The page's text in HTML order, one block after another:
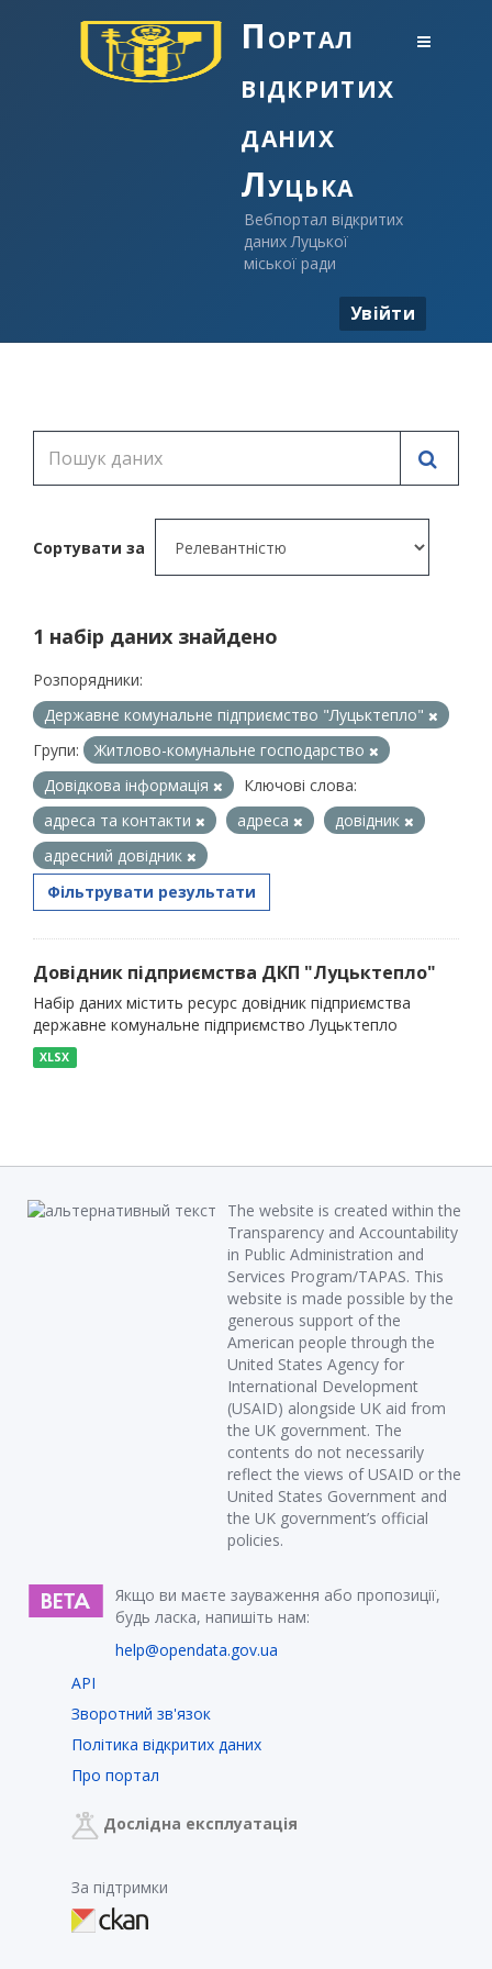
Портал
відкритих
даних
Луцька
Вебпортал відкритих
даних Луцької
міської ради
Увійти
Сортувати за
1 набір даних знайдено
Розпорядники:
Державне комунальне підприємство "Луцьктепло"
Групи:
Житлово-комунальне господарство
Довідкова інформація
Ключові слова:
адреса та контакти
адреса
довідник
адресний довідник
Фільтрувати результати
Довідник підприємства ДКП "Луцьктепло"
Набір даних містить ресурс довідник підприємства
державне комунальне підприємство Луцьктепло
XLSX
The website is created within the
Transparency and Accountability
in Public Administration and
Services Program/TAPAS. This
website is made possible by the
generous support of the
American people through the
United States Agency for
International Development
(USAID) alongside UK aid from
the UK government. The
contents do not necessarily
reflect the views of USAID or the
United States Government and
the UK government’s official
policies.
Якщо ви маєте зауваження або пропозиції,
будь ласка, напишіть нам:
help@opendata.gov.ua
API
Зворотний зв'язок
Політика відкритих даних
Про портал
Дослідна експлуатація
За підтримки